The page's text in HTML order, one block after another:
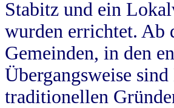
Stabitz und ein
wurden errichtet. Ab
Gemeinden, in den
Übergangsweise
traditionellen